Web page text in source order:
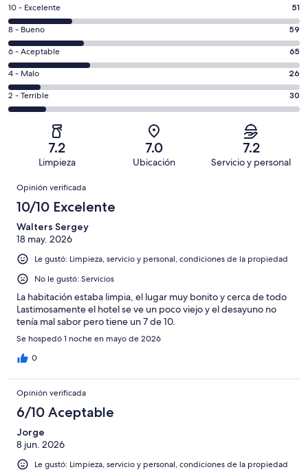
Puntuación
de
10,
es
decir,
Excelente.
Basada
en
opiniones
10 - Excelente 51
Puntuación
de
8,
es
decir,
Bueno.
Basada
opiniones
8 - Bueno 59
Puntuación
de
6,
es
decir,
Aceptable.
de
opiniones
6 - Aceptable 65
Puntuación
de
4,
Basada
26
de
opiniones
4 - Malo 26
Puntuación
de
Terrible.
Basada
30
de
231
opiniones
2 - Terrible 30
7.2
Limpieza
7.0
Ubicación
7.2
Servicio y personal
Opiniones
Opinión verificada
10/10 Excelente
Walters Sergey
18 may. 2026
Le gustó: Limpieza, servicio y personal, condiciones de la propiedad
No le gustó: Servicios
La habitación estaba limpia, el lugar muy bonito y cerca de todo
Lastimosamente el hotel se ve un poco viejo y el desayuno no
tenía mal sabor pero tiene un 7 de 10.
Se hospedó 1 noche en mayo de 2026
0
Opinión verificada
6/10 Aceptable
Jorge
8 jun. 2026
Le gustó: Limpieza, servicio y personal, condiciones de la propiedad